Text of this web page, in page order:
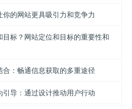
的网站更具吸引力和竞争力
标？网站定位和目标的重要性和
：畅通信息获取的多重途径
导：通过设计推动用户行动